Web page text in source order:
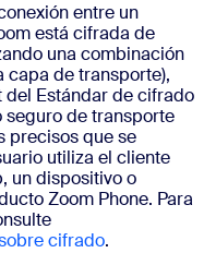
entre un
está cifrada de
una combinación
capa de transporte),
Estándar de cifrado
seguro de transporte
precisos que se
utiliza el cliente
un dispositivo o
Zoom Phone. Para
cifrado.